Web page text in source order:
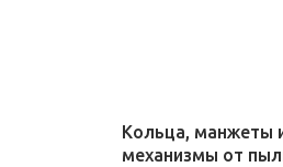
Кольца, манжеты
механизмы от